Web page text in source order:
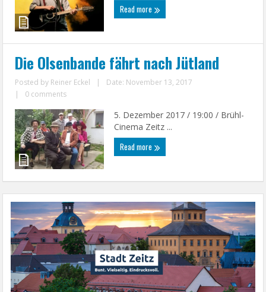
Read more
Die Olsenbande fährt nach Jütland
Posted by Reiner Eckel |
Date: November 13, 2017
|
0 comments
5. Dezember 2017 / 19:00 / Brühl-
Cinema Zeitz ...
Read more